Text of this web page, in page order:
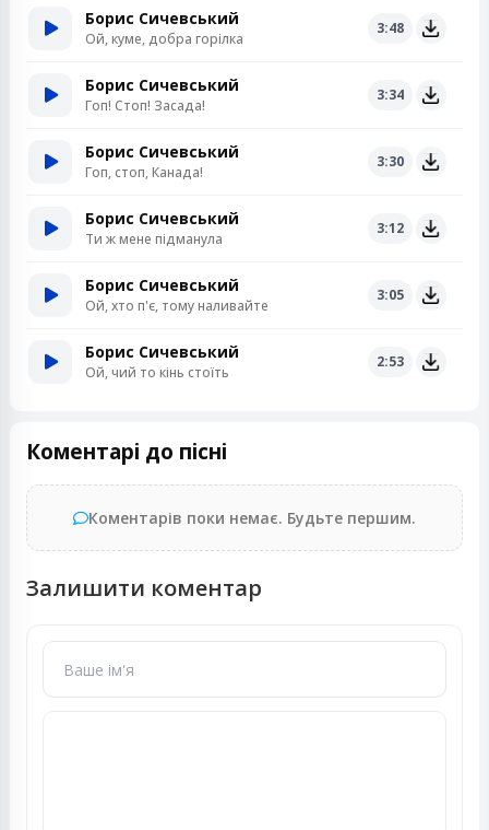
Борис Сичевський
Ой, куме, добра горілка
3:48
Борис Сичевський
Гоп! Стоп! Засада!
3:34
Борис Сичевський
Гоп, стоп, Канада!
3:30
Борис Сичевський
Ти ж мене підманула
3:12
Борис Сичевський
Ой, хто п'є, тому наливайте
3:05
Борис Сичевський
Ой, чий то кінь стоїть
2:53
Коментарі до пісні
Коментарів поки немає. Будьте першим.
Залишити коментар